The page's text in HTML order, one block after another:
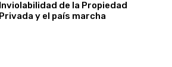
Inviolabilidad de la Propiedad
Privada y el país marcha